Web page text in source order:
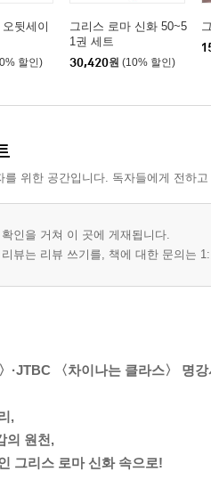
뒷세이
할인)
그리스 로마 신화 50~5
1권 세트
30,420원 (10% 할인)
를 위한 공간입니다. 독자들에게 전하
인을 거쳐 이 곳에 게재됩니다.
뷰는 리뷰 쓰기를, 책에 대한 문의는
·JTBC 〈차이나는 클라스〉 명
,
의 원천,
그리스 로마 신화 속으로!